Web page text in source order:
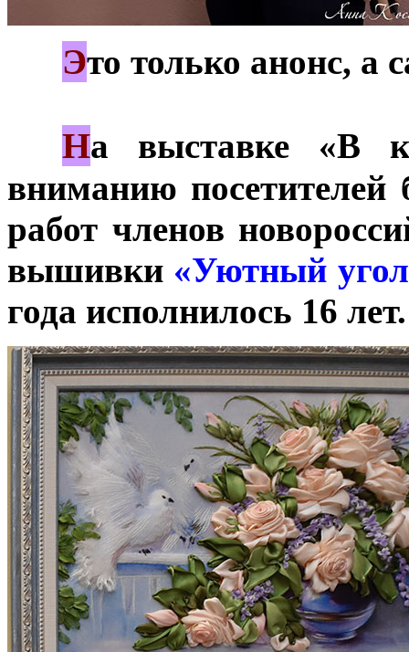
Это только анонс, а
На выставке «В
вниманию посетителей
работ членов
вышивки «Уютный
года исполнилось 16 лет.